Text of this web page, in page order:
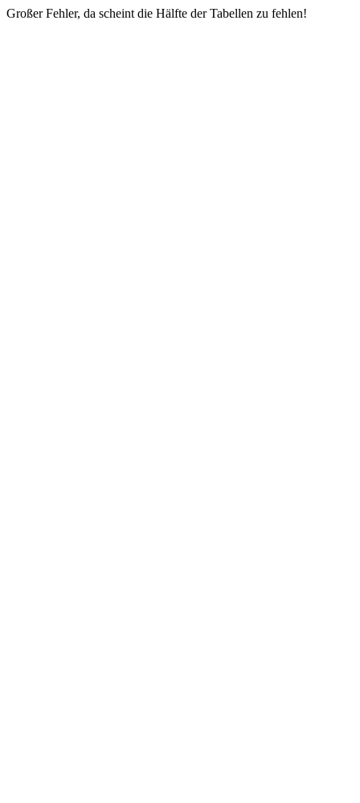
Großer Fehler, da scheint die Hälfte der Tabellen zu fehlen!